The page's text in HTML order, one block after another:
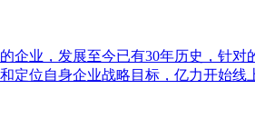
企业，发展至今已有30年历史，针
定位自身企业战略目标，亿力开始